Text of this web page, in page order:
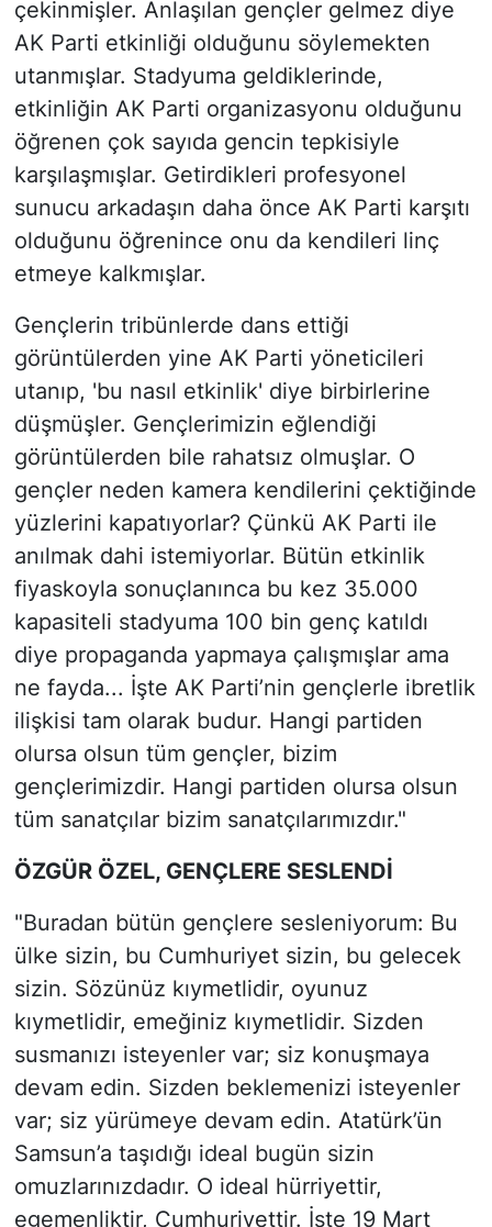
çekinmişler. Anlaşılan gençler gelmez diye
AK Parti etkinliği olduğunu söylemekten
utanmışlar. Stadyuma geldiklerinde,
etkinliğin AK Parti organizasyonu olduğunu
öğrenen çok sayıda gencin tepkisiyle
karşılaşmışlar. Getirdikleri profesyonel
sunucu arkadaşın daha önce AK Parti karşıtı
olduğunu öğrenince onu da kendileri linç
etmeye kalkmışlar.
Gençlerin tribünlerde dans ettiği
görüntülerden yine AK Parti yöneticileri
utanıp, 'bu nasıl etkinlik' diye birbirlerine
düşmüşler. Gençlerimizin eğlendiği
görüntülerden bile rahatsız olmuşlar. O
gençler neden kamera kendilerini çektiğinde
yüzlerini kapatıyorlar? Çünkü AK Parti ile
anılmak dahi istemiyorlar. Bütün etkinlik
fiyaskoyla sonuçlanınca bu kez 35.000
kapasiteli stadyuma 100 bin genç katıldı
diye propaganda yapmaya çalışmışlar ama
ne fayda... İşte AK Parti’nin gençlerle ibretlik
ilişkisi tam olarak budur. Hangi partiden
olursa olsun tüm gençler, bizim
gençlerimizdir. Hangi partiden olursa olsun
tüm sanatçılar bizim sanatçılarımızdır."
ÖZGÜR ÖZEL, GENÇLERE SESLENDİ
"Buradan bütün gençlere sesleniyorum: Bu
ülke sizin, bu Cumhuriyet sizin, bu gelecek
sizin. Sözünüz kıymetlidir, oyunuz
kıymetlidir, emeğiniz kıymetlidir. Sizden
susmanızı isteyenler var; siz konuşmaya
devam edin. Sizden beklemenizi isteyenler
var; siz yürümeye devam edin. Atatürk’ün
Samsun’a taşıdığı ideal bugün sizin
omuzlarınızdadır. O ideal hürriyettir,
egemenliktir, Cumhuriyettir. İşte 19 Mart